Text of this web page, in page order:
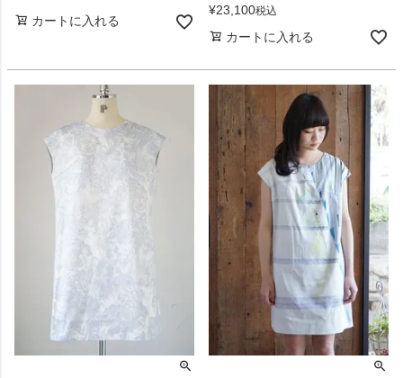
カートに入れる
¥23,100税込
カートに入れる